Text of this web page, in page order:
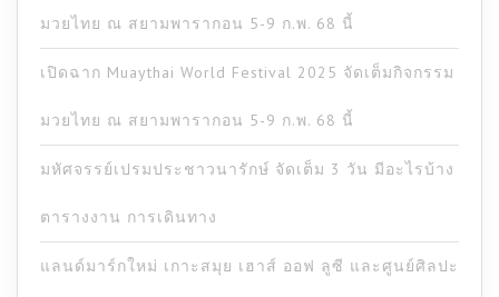
มวยไทย ณ สยามพารากอน 5-9 ก.พ. 68 นี้
เปิดฉาก Muaythai World Festival 2025 จัดเต็มกิจกรรม
มวยไทย ณ สยามพารากอน 5-9 ก.พ. 68 นี้
มหัศจรรย์เปรมประชาวนารักษ์ จัดเต็ม 3 วัน มีอะไรบ้าง
ตารางงาน การเดินทาง
แลนด์มาร์กใหม่ เกาะสมุย เฮาส์ ออฟ ลูซี และศูนย์ศิลปะ